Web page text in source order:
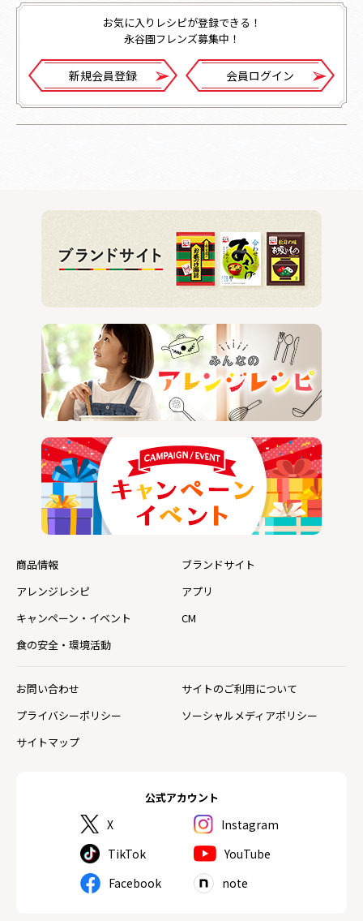
お気に入りレシピが登録できる！
永谷園フレンズ募集中！
新規会員登録 会員ログイン
公式アカウント
X
Instagram
TikTok
YouTube
Facebook
note
商品情報
ブランドサイト
アレンジレシピ
アプリ
キャンペーン・イベント
CM
食の安全・環境活動
お問い合わせ
サイトのご利用について
プライバシーポリシー
ソーシャルメディアポリシー
サイトマップ